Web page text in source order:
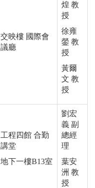
交映樓 國際會
議廳
煌 教
授
徐雍
鎣 教
授
黃爾
文 教
授
工程四館 合勤
講堂
地下一樓B13室
劉宏
義 副
總經
理
葉安
洲 教
授